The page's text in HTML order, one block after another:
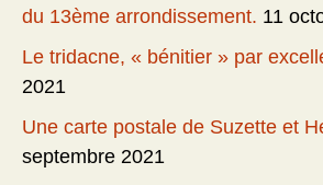
du 13ème arrondissement. 11
Le tridacne, « bénitier » par
2021
Une carte postale de Suzette et
septembre 2021